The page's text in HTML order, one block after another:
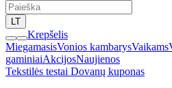
LT
Krepšelis
MiegamasisVonios kambarysVaikams
gaminiaiAkcijosNaujienos
Tekstilės testai Dovanų kuponas